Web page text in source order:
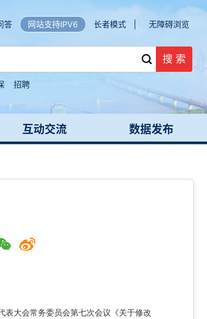
答 网站支持IPV6 长者模式 | 无障碍浏览
搜 索
招聘
互动交流 数据发布
表大会常务委员会第七次会议《关于修改